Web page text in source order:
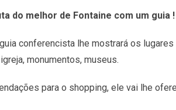
do melhor de Fontaine com um guia !
conferencista lhe mostrará os
monumentos, museus.
para o shopping, ele vai lhe